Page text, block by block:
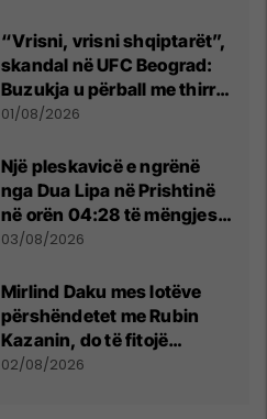
“Vrisni, vrisni shqiptarët”,
skandal në UFC Beograd:
Buzukja u përball me thirrje
anti-shqiptare nga
01/08/2026
Një pleskavicë e ngrënë
nga Dua Lipa në Prishtinë
në orën 04:28 të mëngjesit
- dhe bota digjitale serbe
03/08/2026
Mirlind Daku mes lotëve
përshëndetet me Rubin
Kazanin, do të fitojë
miliona te Spartak Moska
02/08/2026